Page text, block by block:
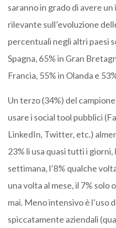
saranno in grado di avere
rilevante sull’evoluzione
percentuali negli altri paesi
Spagna, 65% in Gran
Francia, 55% in Olanda e
Un terzo (34%) del
usare i social tool pubblici
LinkedIn, Twitter, etc.)
23% li usa quasi tutti i giorni,
settimana, l’8% qualche
una volta al mese, il 7% solo
mai. Meno intensivo è l’uso
spiccatamente aziendali